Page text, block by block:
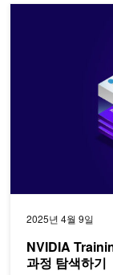
2025년 4월 9일
NVIDIA
과정 탐색하기